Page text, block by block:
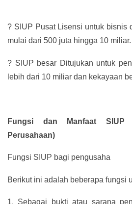
? SIUP Pusat Lisensi untuk bisnis
mulai dari 500 juta hingga 10 miliar.
? SIUP besar Ditujukan untuk
lebih dari 10 miliar dan kekayaan
Fungsi dan Manfaat SIUP
Perusahaan)
Fungsi SIUP bagi pengusaha
Berikut ini adalah beberapa fungsi
1. Sebagai bukti atau sarana